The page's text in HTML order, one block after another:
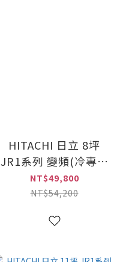
HITACHI 日立 8坪
JR1系列 變頻(冷專雙
吹)窗型冷氣(RA-
61JR1)
NT$49,800
NT$54,200